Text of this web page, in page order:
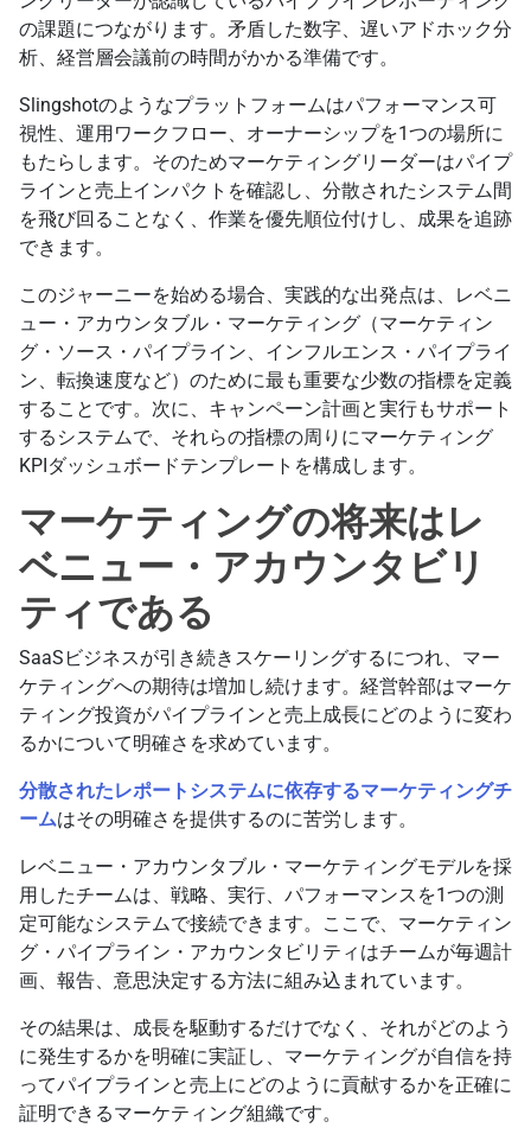
の課題につながります。矛盾した数字、遅いアドホック分
析、経営層会議前の時間がかかる準備です。
Slingshotのようなプラットフォームはパフォーマンス可
視性、運用ワークフロー、オーナーシップを1つの場所に
もたらします。そのためマーケティングリーダーはパイプ
ラインと売上インパクトを確認し、分散されたシステム間
を飛び回ることなく、作業を優先順位付けし、成果を追跡
できます。
このジャーニーを始める場合、実践的な出発点は、レベニ
ュー・アカウンタブル・マーケティング（マーケティン
グ・ソース・パイプライン、インフルエンス・パイプライ
ン、転換速度など）のために最も重要な少数の指標を定義
することです。次に、キャンペーン計画と実行もサポート
するシステムで、それらの指標の周りにマーケティング
KPIダッシュボードテンプレートを構成します。
マーケティングの将来はレ
ベニュー・アカウンタビリ
ティである
SaaSビジネスが引き続きスケーリングするにつれ、マー
ケティングへの期待は増加し続けます。経営幹部はマーケ
ティング投資がパイプラインと売上成長にどのように変わ
るかについて明確さを求めています。
分散されたレポートシステムに依存するマーケティングチ
ームはその明確さを提供するのに苦労します。
レベニュー・アカウンタブル・マーケティングモデルを採
用したチームは、戦略、実行、パフォーマンスを1つの測
定可能なシステムで接続できます。ここで、マーケティン
グ・パイプライン・アカウンタビリティはチームが毎週計
画、報告、意思決定する方法に組み込まれています。
その結果は、成長を駆動するだけでなく、それがどのよう
に発生するかを明確に実証し、マーケティングが自信を持
ってパイプラインと売上にどのように貢献するかを正確に
証明できるマーケティング組織です。